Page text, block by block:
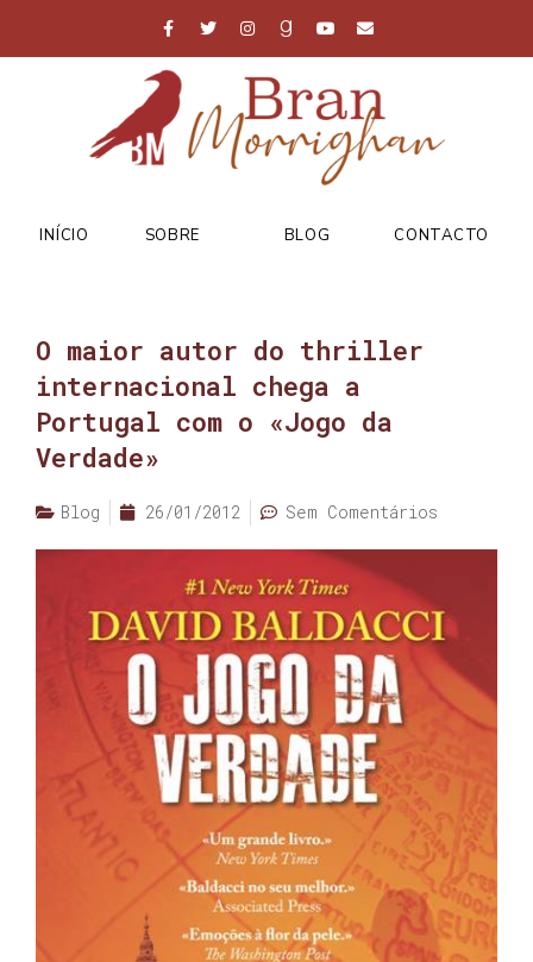
INÍCIO SOBRE BLOG CONTACTO
O maior autor do thriller
internacional chega a
Portugal com o «Jogo da
Verdade»
Blog 26/01/2012 Sem Comentários